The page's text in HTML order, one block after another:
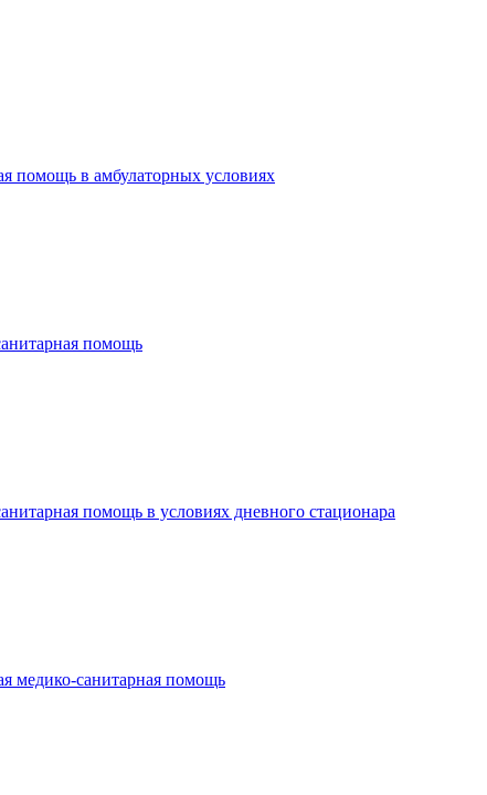
помощь в амбулаторных условиях
помощь
помощь в условиях дневного стационара
медико-санитарная помощь